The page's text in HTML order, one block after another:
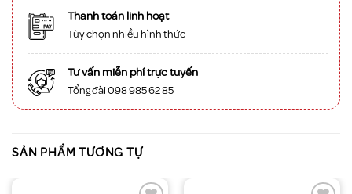
Thanh toán linh hoạt
Tùy chọn nhiều hình thức
Tư vấn miễn phí trực tuyến
Tổng đài 098 985 62 85
SẢN PHẨM TƯƠNG TỰ